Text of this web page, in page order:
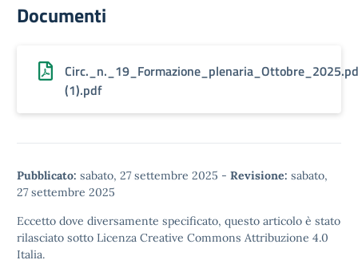
Documenti
(1).pdf
Pubblicato: sabato, 27 settembre 2025 - Revisione: sabato,
27 settembre 2025
Eccetto dove diversamente specificato, questo articolo è stato
rilasciato sotto Licenza Creative Commons Attribuzione 4.0
Italia.